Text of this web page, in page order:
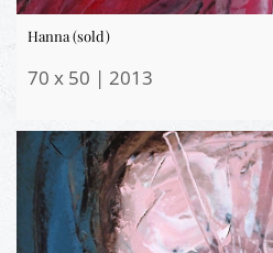
Hanna (sold)
70 x 50 | 2013